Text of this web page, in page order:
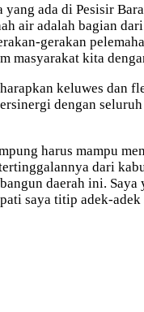
ada di Pesisir
air adalah bagian
gerakan
kita
keluwes dan
dengan
harus mampu
dari
daerah ini.
saya titip adek-